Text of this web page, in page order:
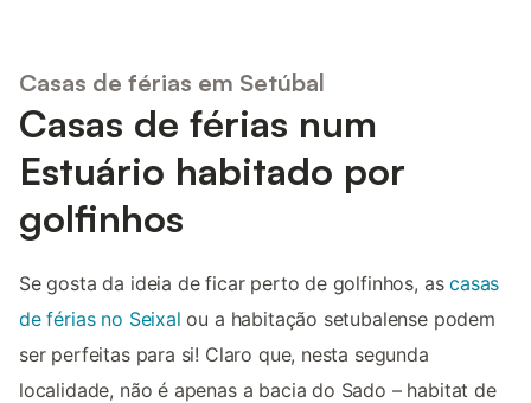
Casas de férias em Setúbal
Casas de férias num
Estuário habitado por
golfinhos
Se gosta da ideia de ficar perto de golfinhos, ascasas
de férias no Seixal ou a habitação setubalense podem
ser perfeitas para si! Claro que, nesta segunda
localidade, não é apenas a bacia do Sado – habitat de